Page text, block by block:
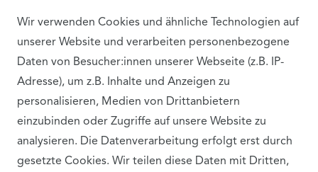
BEWERTUNGEN
Wir verwenden Cookies und ähnliche Technologien auf
unserer Website und verarbeiten personenbezogene
Daten von Besucher:innen unserer Webseite (z.B. IP-
Adresse), um z.B. Inhalte und Anzeigen zu
personalisieren, Medien von Drittanbietern
einzubinden oder Zugriffe auf unsere Website zu
analysieren. Die Datenverarbeitung erfolgt erst durch
gesetzte Cookies. Wir teilen diese Daten mit Dritten,